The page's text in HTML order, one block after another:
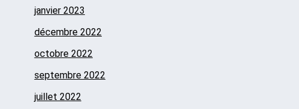
janvier 2023
décembre 2022
octobre 2022
septembre 2022
juillet 2022